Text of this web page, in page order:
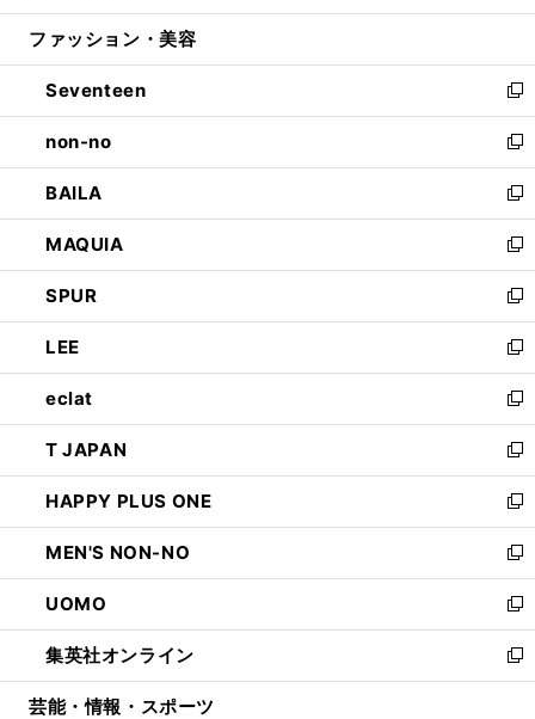
開
ウ
開
く
ン
ウ
で
開
く
ウ
ン
ド
ウ
で
開
く
ファッション・美容
Seventeen
新
し
い
ウ
ィ
ン
ド
ウ
で
開
く
non-no
新
し
い
ウ
ィ
ン
ド
ウ
で
開
く
BAILA
新
し
い
ウ
ィ
ン
ド
ウ
で
開
く
MAQUIA
新
し
い
ウ
ィ
ン
ド
ウ
で
開
く
SPUR
新
し
い
ウ
ィ
ン
ド
ウ
で
開
く
LEE
新
し
い
ウ
ィ
ン
ド
ウ
で
開
く
eclat
新
し
い
ウ
ィ
ン
ド
ウ
で
開
く
T JAPAN
新
し
い
ウ
ィ
ン
ド
ウ
で
開
HAPPY PLUS ONE
新
し
い
ウ
ィ
ン
ド
ウ
MEN'S NON-NO
新
し
い
ウ
ィ
ン
UOMO
新
し
い
ウ
集英社オンライン
新
し
芸能・情報・スポーツ